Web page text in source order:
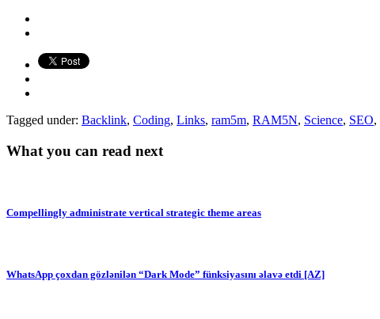
Tagged under: Backlink, Coding, Links, ram5m, RAM5N, Science, SEO,
What you can read next
Compellingly administrate vertical strategic theme areas
WhatsApp çoxdan gözlənilən “Dark Mode” fünksiyasını əlavə etdi [AZ]